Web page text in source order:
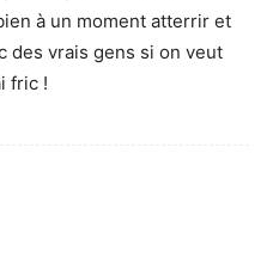
à un moment atterrir et
des vrais gens si on veut
fric !